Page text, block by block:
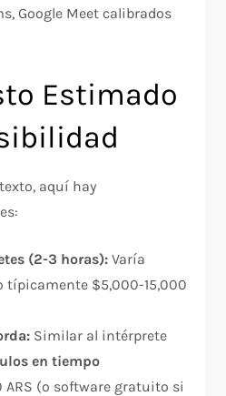
Google Meet calibrados
Estimado
aquí hay
(2-3 horas): Varía
típicamente $5,000-15,000
Similar al intérprete
en tiempo
ARS (o software gratuito si